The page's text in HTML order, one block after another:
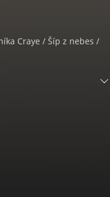
Craye / Šíp z nebes /